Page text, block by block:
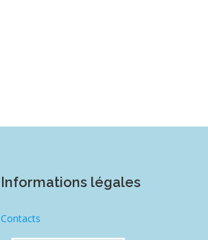
Informations légales
Contacts